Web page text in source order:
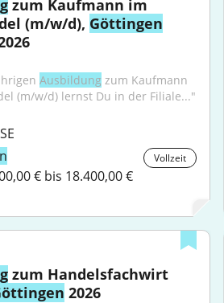
zum Kaufmann im
(m/w/d), Göttingen
Ausbildung zum Kaufmann
(m/w/d) lernst Du in der Filiale..."
Vollzeit
€ bis 18.400,00 €
zum Handelsfachwirt
2026